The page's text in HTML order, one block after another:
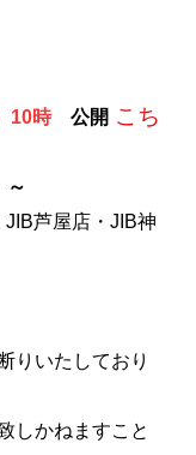
10時 公開 こち
～
芦屋店・JIB神
りいたしており
しかねますこと